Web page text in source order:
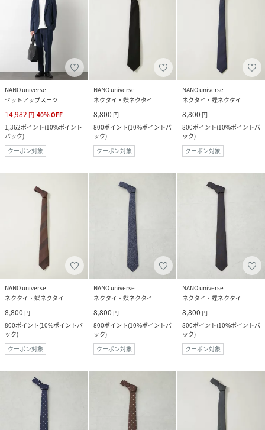
NANO universe
セットアップスーツ
14,982 円 40%OFF
1,362ポイント(10%ポイント
バック)
クーポン対象
NANO universe
ネクタイ・蝶ネクタイ
8,800 円
800ポイント(10%ポイントバ
ック)
クーポン対象
NANO universe
ネクタイ・蝶ネクタイ
8,800 円
800ポイント(10%ポイントバ
ック)
クーポン対象
NANO universe
ネクタイ・蝶ネクタイ
8,800 円
800ポイント(10%ポイントバ
ック)
クーポン対象
NANO universe
ネクタイ・蝶ネクタイ
8,800 円
800ポイント(10%ポイントバ
ック)
クーポン対象
NANO universe
ネクタイ・蝶ネクタイ
8,800 円
800ポイント(10%ポイントバ
ック)
クーポン対象